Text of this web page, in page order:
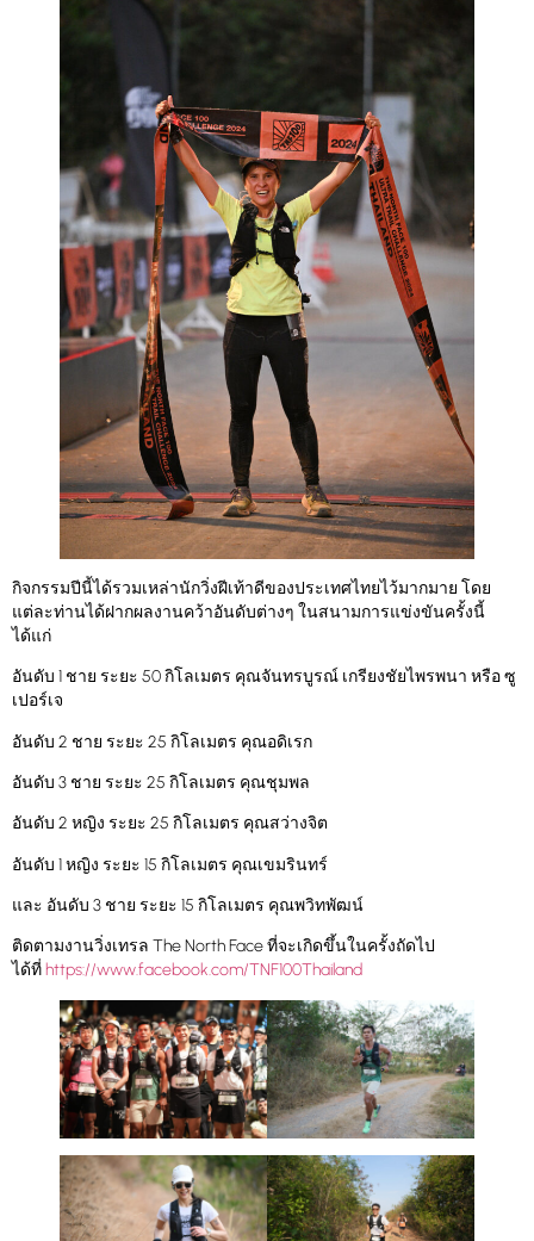
กิจกรรมปีนี้ได้รวมเหล่านักวิ่งฝีเท้าดีของประเทศไทยไว้มากมาย โดย
แต่ละท่านได้ฝากผลงานคว้าอันดับต่างๆ ในสนามการแข่งขันครั้งนี้
ได้แก่
อันดับ 1 ชาย ระยะ 50 กิโลเมตร คุณจันทรบูรณ์ เกรียงชัยไพรพนา หรือ ซู
เปอร์เจ
อันดับ 2 ชาย ระยะ 25 กิโลเมตร คุณอดิเรก
อันดับ 3 ชาย ระยะ 25 กิโลเมตร คุณชุมพล
อันดับ 2 หญิง ระยะ 25 กิโลเมตร คุณสว่างจิต
อันดับ 1 หญิง ระยะ 15 กิโลเมตร คุณเขมรินทร์
และ อันดับ 3 ชาย ระยะ 15 กิโลเมตร คุณพวิทพัฒน์
ติดตามงานวิ่งเทรล The North Face ที่จะเกิดขึ้นในครั้งถัดไป
ได้ที่https://www.facebook.com/TNF100Thailand